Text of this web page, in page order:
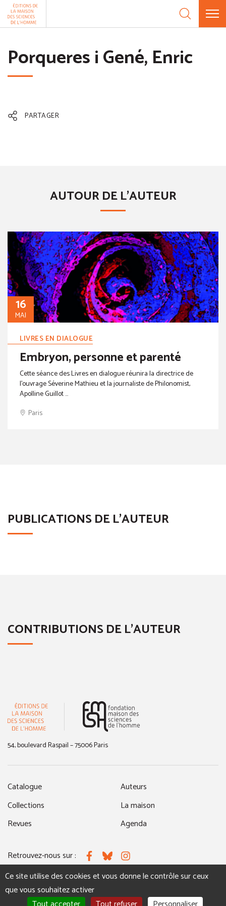
Aller au contenu
Porqueres i Gené, Enric
PARTAGER
AUTOUR DE L'AUTEUR
16
MAI
LIVRES EN DIALOGUE
Embryon, personne et parenté
Cette séance des Livres en dialogue réunira la directrice de
l’ouvrage Séverine Mathieu et la journaliste de Philonomist,
Apolline Guillot ...
Paris
PUBLICATIONS DE L'AUTEUR
CONTRIBUTIONS DE L'AUTEUR
54, boulevard Raspail – 75006 Paris
Catalogue
Collections
Revues
Auteurs
La maison
Agenda
Retrouvez-nous sur : FacebookBlueskyInstagram
MENTIONS LÉGALES NOUS CONTACTER
Panneau de gestion des cookies
Ce site utilise des cookies et vous donne le contrôle sur ceux
que vous souhaitez activer